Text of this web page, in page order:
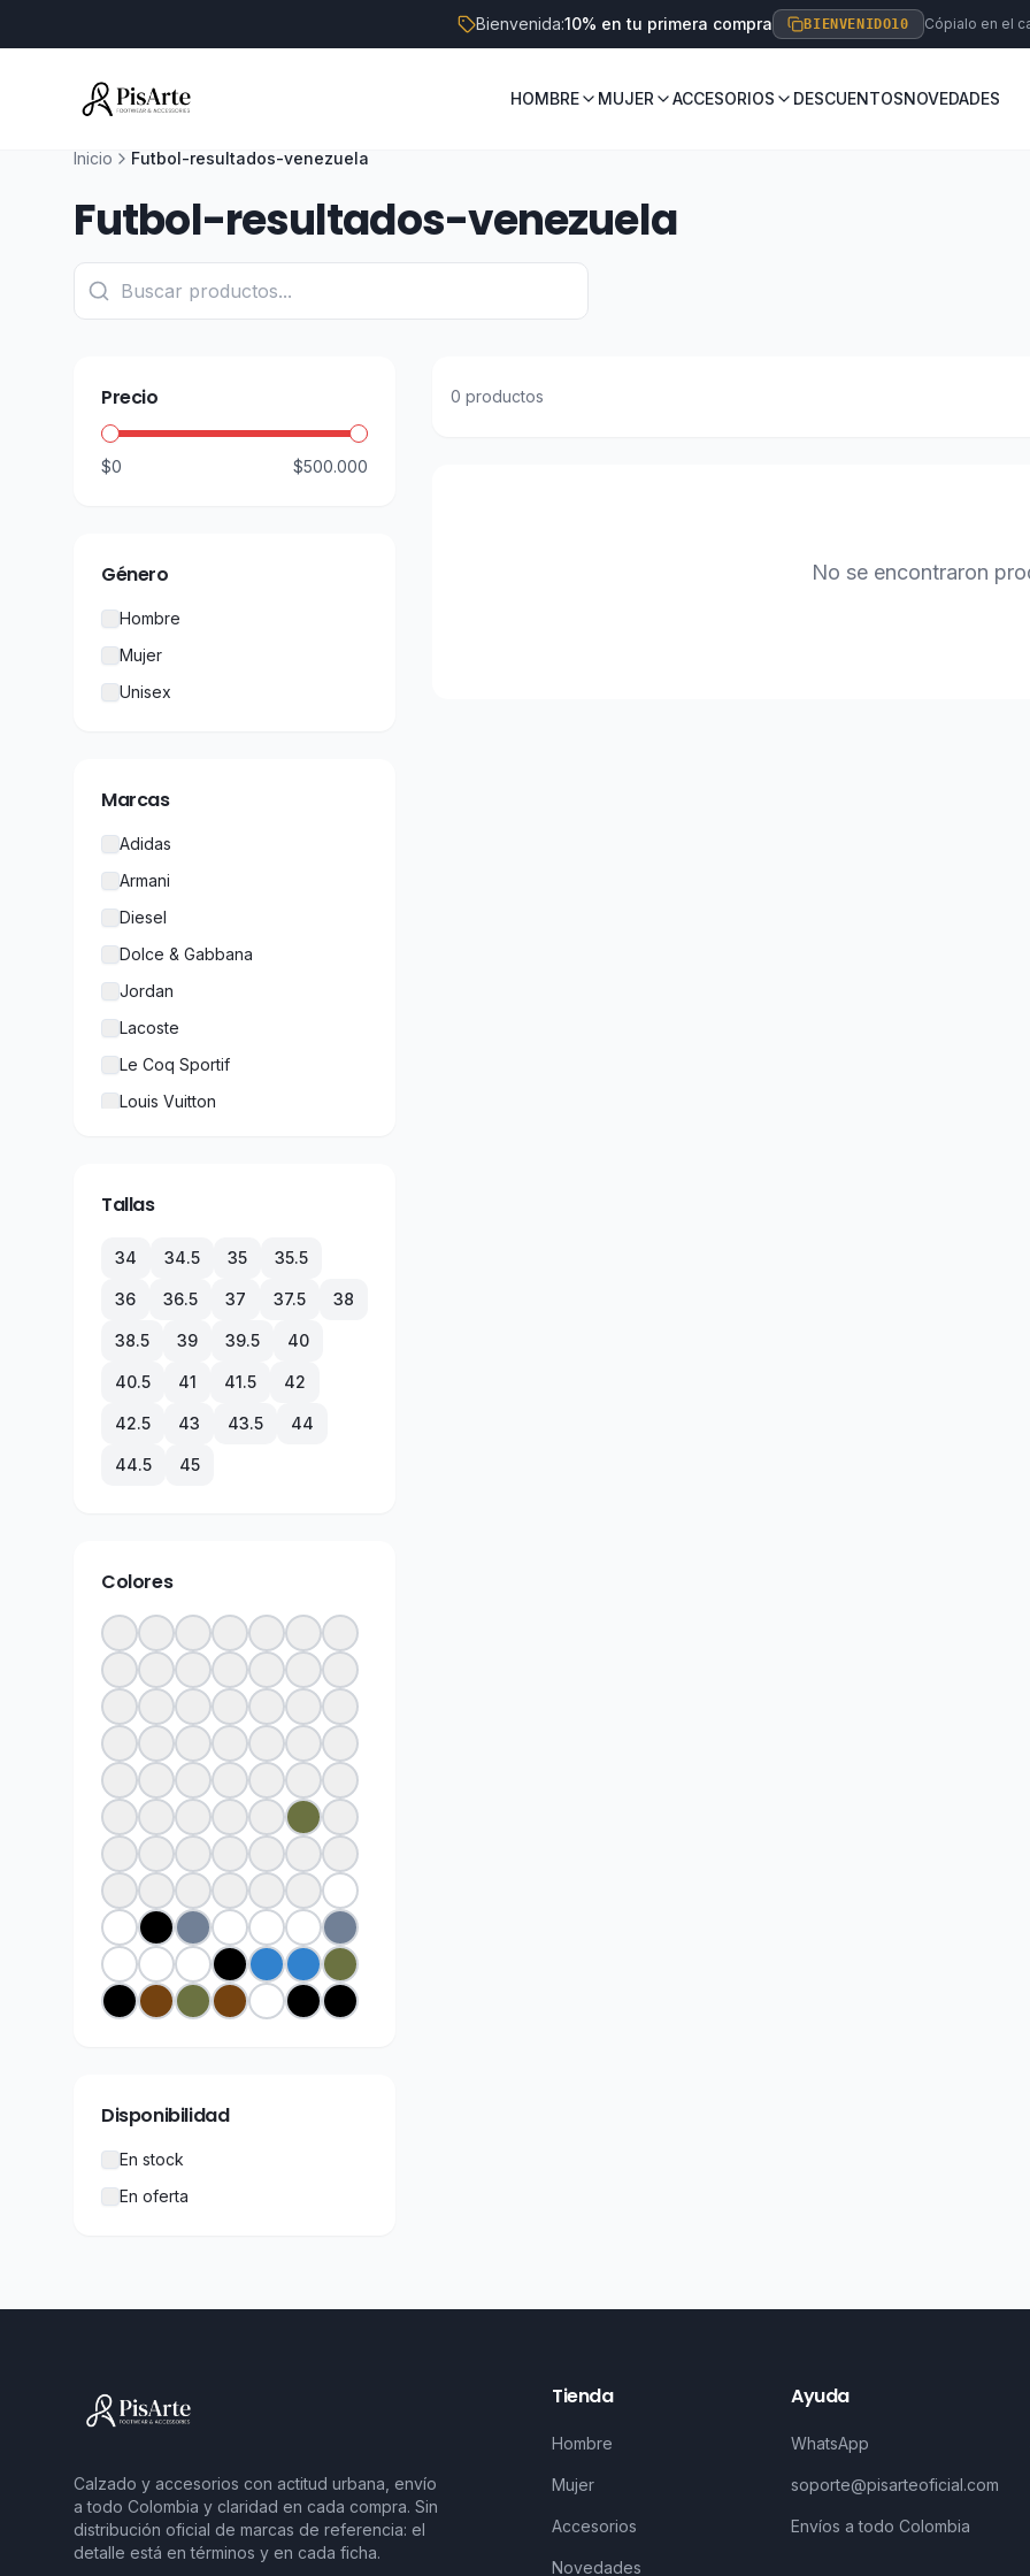
Bienvenida:10% en tu primera compra BIENVENIDO10 Cópialo en el
HOMBRE MUJER ACCESORIOS DESCUENTOSNOVEDADES
Inicio Futbol-resultados-venezuela
Futbol-resultados-venezuela
Precio
$0 $500.000
Género
Hombre
Mujer
Unisex
Marcas
Adidas
Armani
Diesel
Dolce & Gabbana
Jordan
Lacoste
Le Coq Sportif
Louis Vuitton
Puma
Rolex
Tallas
34 34.5 35 35.5
36 36.5 37 37.5 38
38.5 39 39.5 40
40.5 41 41.5 42
42.5 43 43.5 44
44.5 45
Colores
Disponibilidad
En stock
En oferta
0 productos
No se encontraron
Calzado y accesorios con actitud urbana, envío
a todo Colombia y claridad en cada compra. Sin
distribución oficial de marcas de referencia: el
detalle está en términos y en cada ficha.
Tienda
Hombre
Mujer
Accesorios
Novedades
Ayuda
WhatsApp
soporte@pisarteoficial.com
Envíos a todo Colombia